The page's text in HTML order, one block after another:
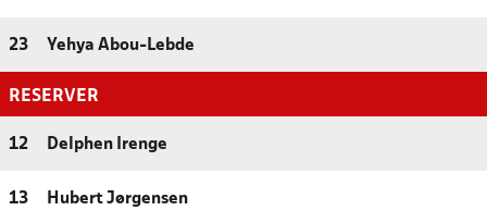
23 Yehya Abou-Lebde
RESERVER
12 Delphen Irenge
13 Hubert Jørgensen